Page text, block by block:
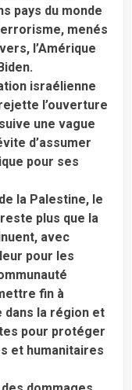
pays du monde
menés
l’Amérique
israélienne
l’ouverture
une vague
d’assumer
pour ses
la Palestine, le
plus que la
avec
pour les
fin à
dans la région et
pour protéger
et humanitaires